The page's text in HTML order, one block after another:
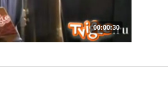
00:00:30